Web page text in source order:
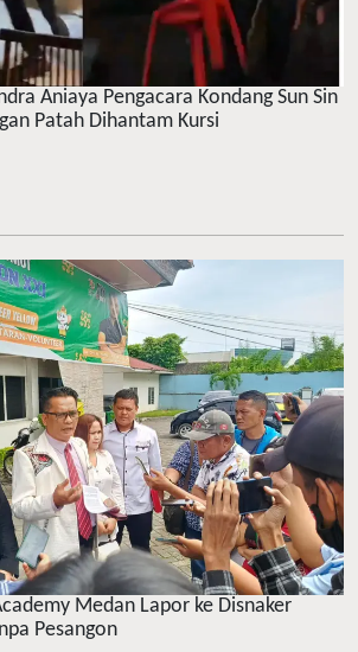
Aniaya Pengacara Kondang Sun Sin
Patah Dihantam Kursi
Medan Lapor ke Disnaker
Pesangon